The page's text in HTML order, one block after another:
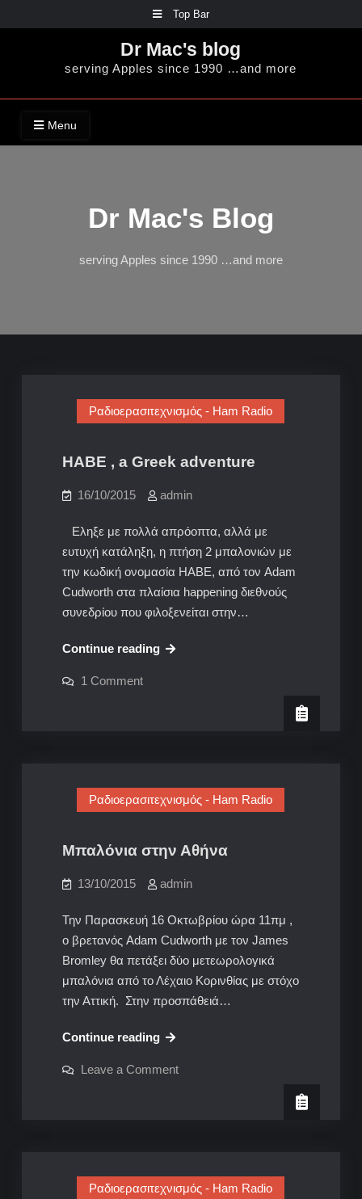
to
Top Bar
Dr Mac's blog
serving Apples since 1990 …and more
Menu
Dr Mac's Blog
serving Apples since 1990 …and more
Ραδιοερασιτεχνισμός - Ham Radio
HABE , a Greek adventure
16/10/2015 admin
Εληξε με πολλά απρόοπτα, αλλά με
ευτυχή κατάληξη, η πτήση 2 μπαλονιών με
την κωδική ονομασία ΗΑΒΕ, από τον Adam
Cudworth στα πλαίσια happening διεθνούς
συνεδρίου που φιλοξενείται στην…
Continue readingHABE
1 Commenton
Ραδιοερασιτεχνισμός - Ham Radio
Μπαλόνια στην Αθήνα
13/10/2015 admin
Την Παρασκευή 16 Οκτωβρίου ώρα 11πμ ,
ο βρετανός Adam Cudworth με τον James
Bromley θα πετάξει δύο μετεωρολογικά
μπαλόνια από το Λέχαιο Κορινθίας με στόχο
την Αττική. Στην προσπάθειά…
Continue readingΜπαλόνια
Αθήνα
Leave a Commenton
Ραδιοερασιτεχνισμός - Ham Radio